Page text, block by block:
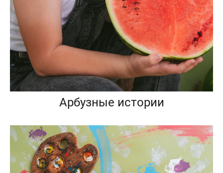
Арбузные истории